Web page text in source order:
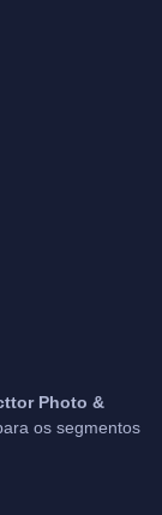
Photo &
os segmentos